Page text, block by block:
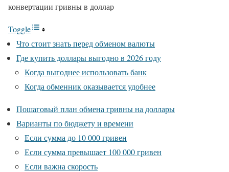
конвертации гривны в доллар
Toggle
Что стоит знать перед обменом валюты
Где купить доллары выгодно в 2026 году
Когда выгоднее использовать банк
Когда обменник оказывается удобнее
Пошаговый план обмена гривны на доллары
Варианты по бюджету и времени
Если сумма до 10 000 гривен
Если сумма превышает 100 000 гривен
Если важна скорость